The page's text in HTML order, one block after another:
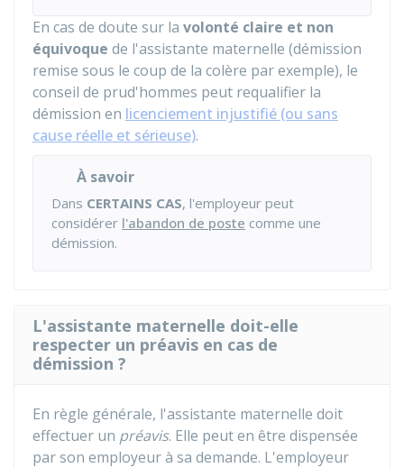
En cas de doute sur la volonté claire et non
équivoque de l'assistante maternelle (démission
remise sous le coup de la colère par exemple), le
conseil de prud'hommes peut requalifier la
démission en licenciement injustifié (ou sans
cause réelle et sérieuse).
À savoir
Dans CERTAINS CAS, l'employeur peut
considérer l'abandon de poste comme une
démission.
L'assistante maternelle doit-elle
respecter un préavis en cas de
démission ?
En règle générale, l'assistante maternelle doit
effectuer un préavis. Elle peut en être dispensée
par son employeur à sa demande. L'employeur